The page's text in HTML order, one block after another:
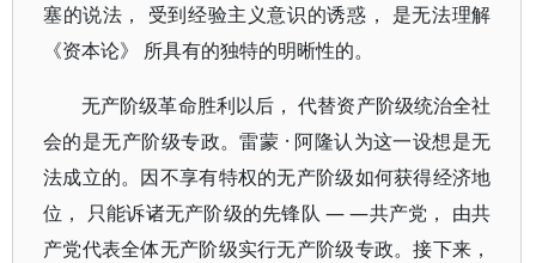
塞的说法， 受到经验主义意识的诱惑， 是无法理解
《资本论》 所具有的独特的明晰性的。
无产阶级革命胜利以后， 代替资产阶级统治全社
会的是无产阶级专政。雷蒙 · 阿隆认为这一设想是无
法成立的。因不享有特权的无产阶级如何获得经济地
位， 只能诉诸无产阶级的先锋队 — —共产党， 由共
产党代表全体无产阶级实行无产阶级专政。接下来，